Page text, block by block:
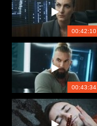
00:42:10
00:43:34